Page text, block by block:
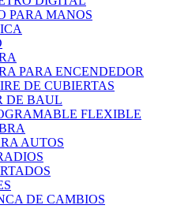
PARA MANOS
PARA ENCENDEDOR
DE CUBIERTAS
DE BAUL
FLEXIBLE
AUTOS
DE CAMBIOS